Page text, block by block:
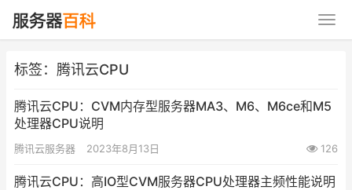
标签：腾讯云CPU
腾讯云CPU：CVM内存型服务器MA3、M6、M6ce和M5
处理器CPU说明
腾讯云服务器 2023年8月13日 126
腾讯云CPU：高IO型CVM服务器CPU处理器主频性能说明